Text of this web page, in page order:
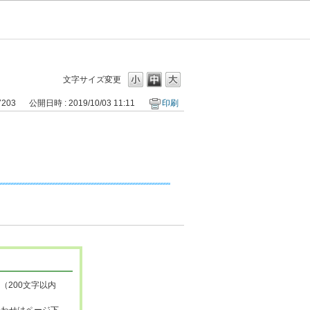
文字サイズ変更
公開日時 : 2019/10/03 11:11 印刷
200文字以内